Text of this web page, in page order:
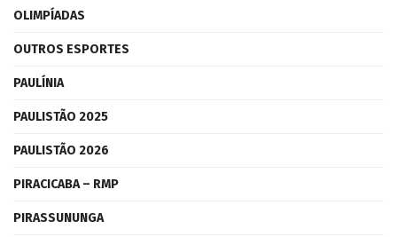
OLIMPÍADAS
OUTROS ESPORTES
PAULÍNIA
PAULISTÃO 2025
PAULISTÃO 2026
PIRACICABA – RMP
PIRASSUNUNGA